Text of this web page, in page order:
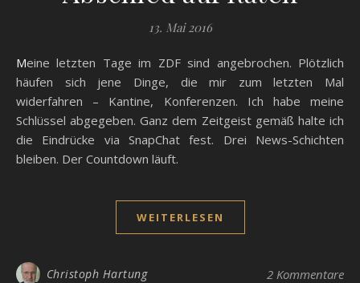
13. Mai 2016
Meine letzten Tage im ZDF sind angebrochen. Plötzlich
häufen sich jene Dinge, die mir zum letzten Mal
widerfahren – Kantine, Konferenzen. Ich habe meine
Schlüssel abgegeben. Ganz dem Zeitgeist gemäß halte ich
die Eindrücke via SnapChat fest. Drei News-Schichten
bleiben. Der Countdown läuft.
WEITERLESEN
Christoph Hartung 2 Kommentare